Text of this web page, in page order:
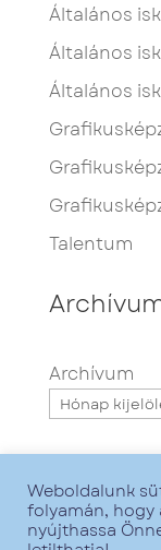
Általános
Általános
Általános
Talentum
Archívum
Weboldalunk
folyamán, hogy
nyújthassa